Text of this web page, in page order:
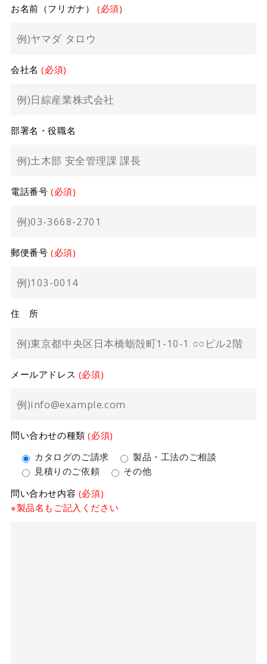
お名前（フリガナ） (必須)
会社名(必須)
部署名・役職名
電話番号 (必須)
郵便番号 (必須)
住 所
メールアドレス (必須)
問い合わせの種類(必須)
カタログのご請求
製品・工法のご相談
見積りのご依頼
その他
問い合わせ内容 (必須)
※製品名もご記入ください